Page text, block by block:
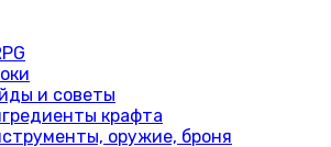
и советы
крафта
оружие, броня